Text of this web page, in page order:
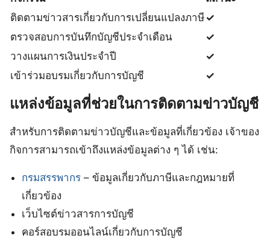
ติดตามข่าวสารเกี่ยวกับการเปลี่ยนแปลงภาษี✓
ตรวจสอบการบันทึกบัญชีประจำเดือน
✓
วางแผนการเงินประจำปี
✓
เข้าร่วมอบรมเกี่ยวกับการบัญชี
✓
แหล่งข้อมูลที่ช่วยในการติดตามข่าวบัญชี
สำหรับการติดตามข่าวบัญชีและข้อมูลที่เกี่ยวข้อง เจ้าของ
กิจการสามารถเข้าถึงแหล่งข้อมูลต่าง ๆ ได้ เช่น:
กรมสรรพากร – ข้อมูลเกี่ยวกับภาษีและกฎหมายที่
เกี่ยวข้อง
เว็บไซต์ข่าวสารการบัญชี
คอร์สอบรมออนไลน์เกี่ยวกับการบัญชี